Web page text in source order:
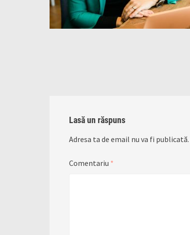
Lasă un răspuns
Adresa ta de email nu va fi publicată.
Comentariu *